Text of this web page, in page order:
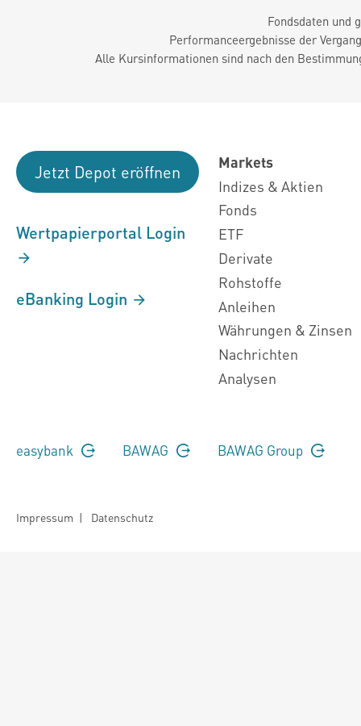
Fondsdaten und
Performanceergebnisse der
Alle Kursinformationen sind nach den
Jetzt Depot eröffnen
Wertpapierportal Login
eBanking Login
Markets
Indizes & Aktien
Fonds
ETF
Derivate
Rohstoffe
Anleihen
Währungen & Zinsen
Nachrichten
Analysen
easybank BAWAG BAWAG Group
Impressum | Datenschutz